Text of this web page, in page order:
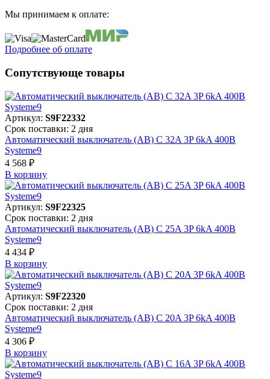
Мы принимаем к оплате:
Подробнее об оплате
Сопутствующе товары
Артикул: S9F22332
Срок поставки: 2 дня
Автоматический выключатель (АВ) C 32A 3P 6kA 400В
Systeme9
4 568 ₽
В корзинy
Артикул: S9F22325
Срок поставки: 2 дня
Автоматический выключатель (АВ) C 25A 3P 6kA 400В
Systeme9
4 434 ₽
В корзинy
Артикул: S9F22320
Срок поставки: 2 дня
Автоматический выключатель (АВ) C 20A 3P 6kA 400В
Systeme9
4 306 ₽
В корзинy